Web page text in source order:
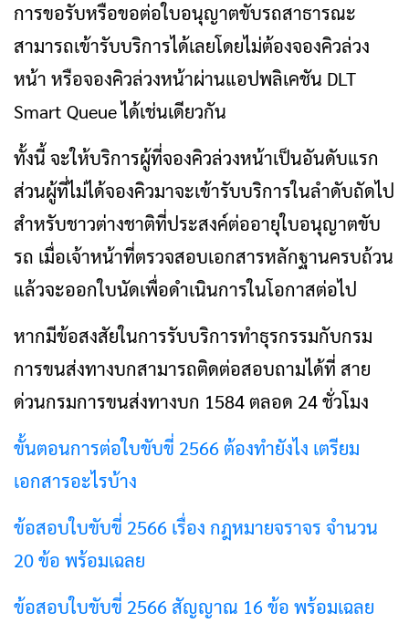
การขอรับหรือขอต่อใบอนุญาตขับรถสาธารณะ
สามารถเข้ารับบริการได้เลยโดยไม่ต้องจองคิวล่วง
หน้า หรือจองคิวล่วงหน้าผ่านแอปพลิเคชัน DLT
Smart Queue ได้เช่นเดียวกัน
ทั้งนี้ จะให้บริการผู้ที่จองคิวล่วงหน้าเป็นอันดับแรก
ส่วนผู้ที่ไม่ได้จองคิวมาจะเข้ารับบริการในลำดับถัดไป
สำหรับชาวต่างชาติที่ประสงค์ต่ออายุใบอนุญาตขับ
รถ เมื่อเจ้าหน้าที่ตรวจสอบเอกสารหลักฐานครบถ้วน
แล้วจะออกใบนัดเพื่อดำเนินการในโอกาสต่อไป
หากมีข้อสงสัยในการรับบริการทำธุรกรรมกับกรม
การขนส่งทางบกสามารถติดต่อสอบถามได้ที่ สาย
ด่วนกรมการขนส่งทางบก 1584 ตลอด 24 ชั่วโมง
ขั้นตอนการต่อใบขับขี่ 2566 ต้องทำยังไง เตรียม
เอกสารอะไรบ้าง
ข้อสอบใบขับขี่ 2566 เรื่อง กฎหมายจราจร จำนวน
20 ข้อ พร้อมเฉลย
ข้อสอบใบขับขี่ 2566 สัญญาณ 16 ข้อ พร้อมเฉลย